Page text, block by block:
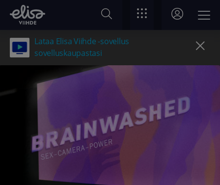
Lataa Elisa Viihde -sovellus
sovelluskaupastasi